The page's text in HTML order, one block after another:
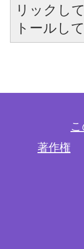
リックし
トールし
著作権